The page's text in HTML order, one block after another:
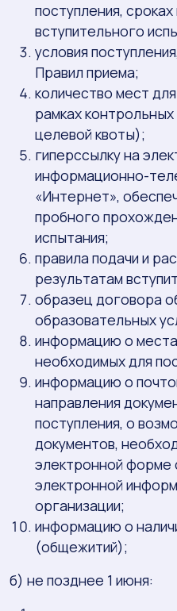
поступления,
вступительного
условия
Правил приема;
количество мест
рамках
целевой квоты);
гиперссылку на
информационно-
«Интернет»,
пробного
испытания;
правила подачи и
результатам
образец договора
образовательных
информацию о
необходимых для
информацию о
направления
поступления, о
документов,
электронной форме
электронной
организации;
информацию о
(общежитий);
б) не позднее 1 июня: